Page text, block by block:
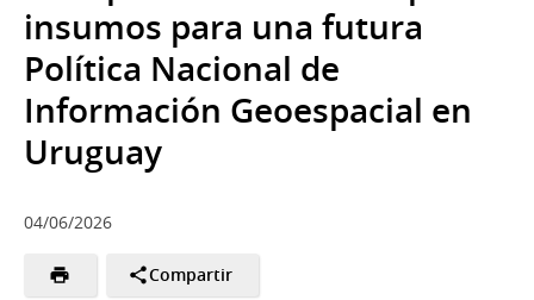
insumos para una futura
Política Nacional de
Información Geoespacial en
Uruguay
04/06/2026
Compartir